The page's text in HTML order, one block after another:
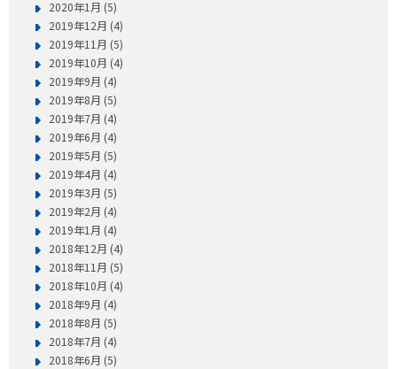
2020年1月 (5)
2019年12月 (4)
2019年11月 (5)
2019年10月 (4)
2019年9月 (4)
2019年8月 (5)
2019年7月 (4)
2019年6月 (4)
2019年5月 (5)
2019年4月 (4)
2019年3月 (5)
2019年2月 (4)
2019年1月 (4)
2018年12月 (4)
2018年11月 (5)
2018年10月 (4)
2018年9月 (4)
2018年8月 (5)
2018年7月 (4)
2018年6月 (5)